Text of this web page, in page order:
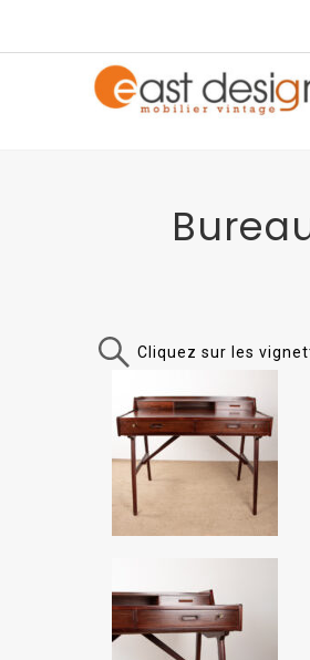
Cliquez sur les